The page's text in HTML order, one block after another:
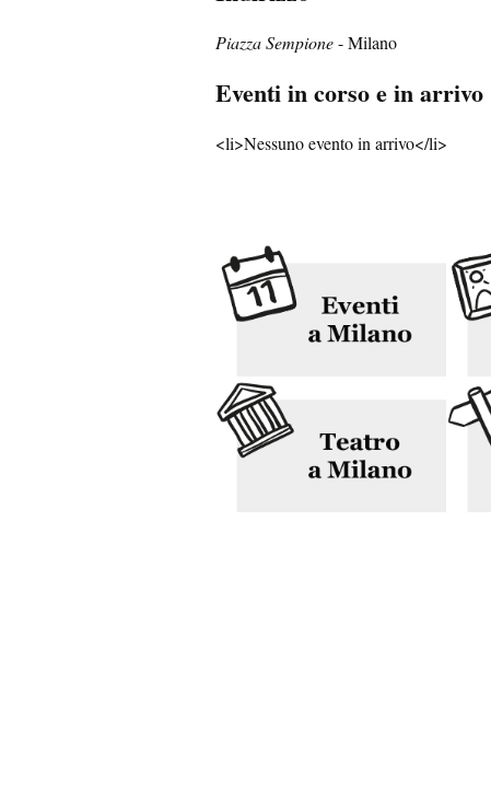
Piazza Sempione- Milano
Eventi in corso e in arrivo
<li>Nessuno evento in arrivo</li>